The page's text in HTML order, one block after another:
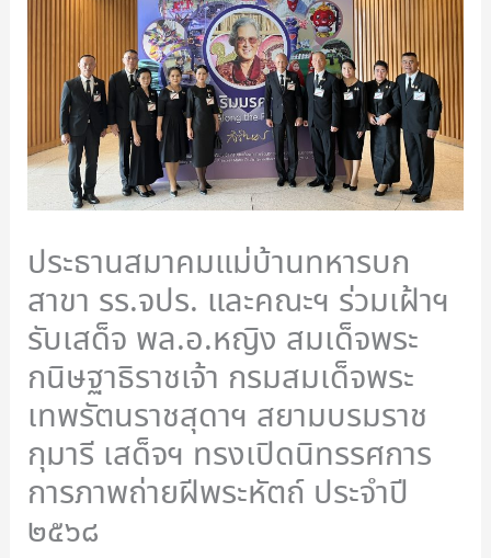
ประธานสมาคมแม่บ้านทหารบก
สาขา รร.จปร. และคณะฯ ร่วมเฝ้าฯ
รับเสด็จ พล.อ.หญิง สมเด็จพระ
กนิษฐาธิราชเจ้า กรมสมเด็จพระ
เทพรัตนราชสุดาฯ สยามบรมราช
กุมารี เสด็จฯ ทรงเปิดนิทรรศการ
การภาพถ่ายฝีพระหัตถ์ ประจำปี
๒๕๖๘